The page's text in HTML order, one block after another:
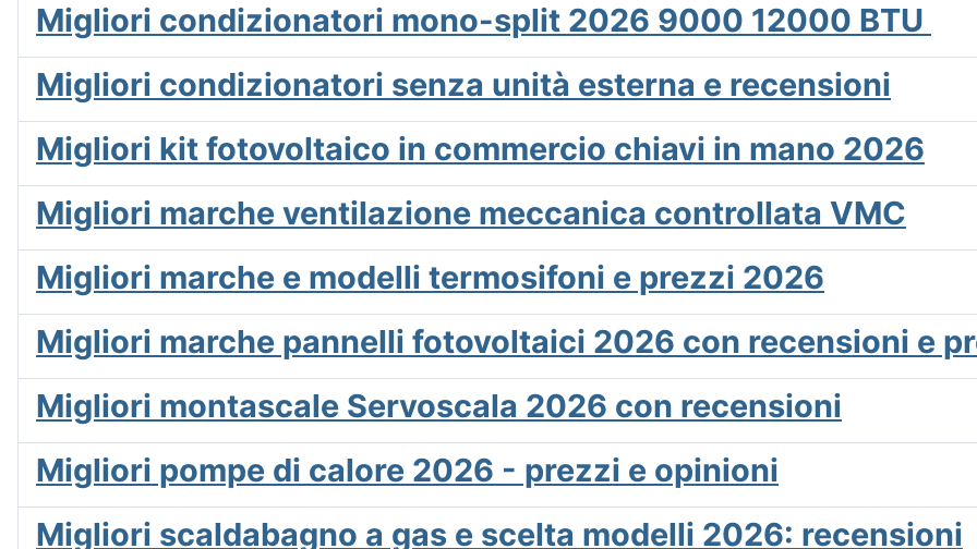
Migliori condizionatori mono-split 2026 9000 12000 BTU
Migliori condizionatori senza unità esterna e recensioni
Migliori kit fotovoltaico in commercio chiavi in mano 2026
Migliori marche ventilazione meccanica controllata VMC
Migliori marche e modelli termosifoni e prezzi 2026
Migliori marche pannelli fotovoltaici 2026 con recensioni e
Migliori montascale Servoscala 2026 con recensioni
Migliori pompe di calore 2026 - prezzi e opinioni
Migliori scaldabagno a gas e scelta modelli 2026: recensioni